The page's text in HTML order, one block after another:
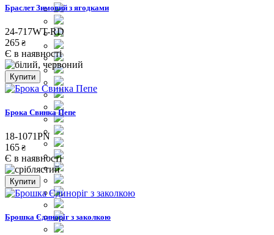
Браслет Зимовий з ягодками
24-717WT-RD
265 ₴
Є в наявності
Купити
Брока Свинка Пепе
18-1071PN
165 ₴
Є в наявності
Купити
Брошка Єдиноріг з заколкою